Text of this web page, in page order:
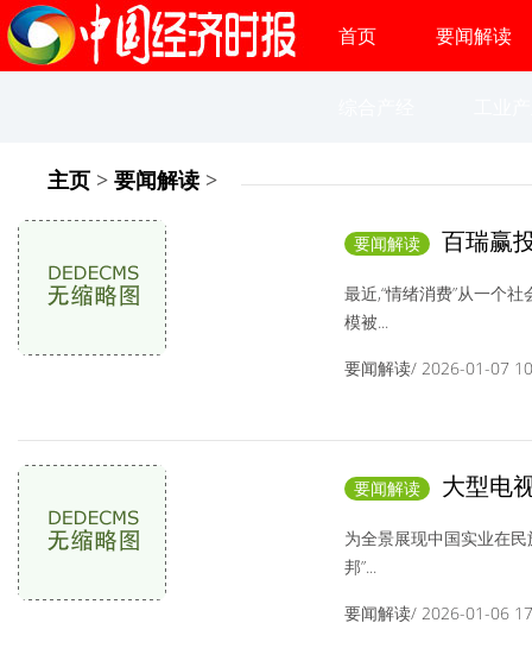
首页 要闻解读
主页 > 要闻解读 >
要闻解读
百瑞赢
背后的深层逻辑
最近,“情绪消费”从一个
模被...
要闻解读/ 2026-01-07
要闻解读
大型电
幕,记录实业征程
为全景展现中国实业在
邦”...
要闻解读/ 2026-01-06